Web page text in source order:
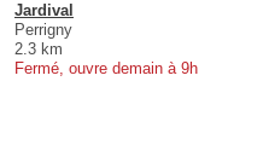
Jardival
Perrigny
2.3 km
Fermé, ouvre demain à 9h